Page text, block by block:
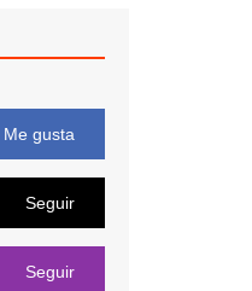
Me gusta
Seguir
Seguir